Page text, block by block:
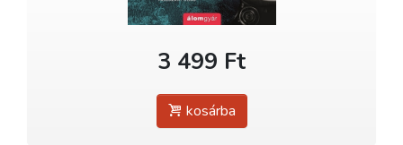
3 499 Ft
kosárba